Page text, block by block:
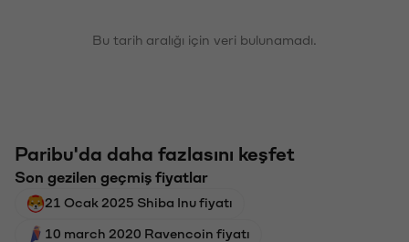
Bu tarih aralığı için veri bulunamadı.
Paribu'da daha fazlasını keşfet
Son gezilen geçmiş fiyatlar
21 Ocak 2025 Shiba Inu fiyatı
10 march 2020 Ravencoin fiyatı